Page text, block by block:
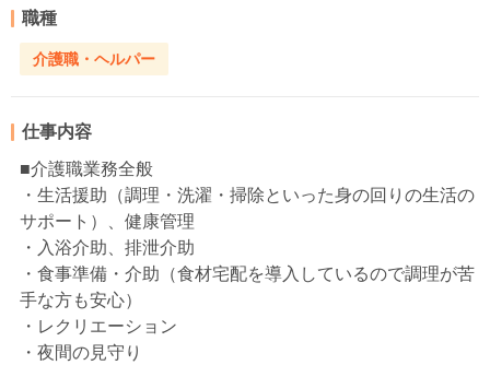
職種
介護職・ヘルパー
仕事内容
■介護職業務全般
・生活援助（調理・洗濯・掃除といった身の回りの生活の
サポート）、健康管理
・入浴介助、排泄介助
・食事準備・介助（食材宅配を導入しているので調理が苦
手な方も安心）
・レクリエーション
・夜間の見守り